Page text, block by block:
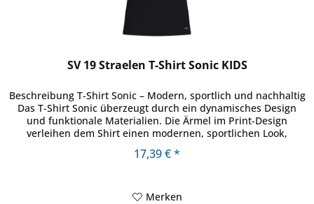
SV 19 Straelen T-Shirt Sonic KIDS
Beschreibung T-Shirt Sonic – Modern, sportlich und nachhaltig
Das T-Shirt Sonic überzeugt durch ein dynamisches Design
und funktionale Materialien. Die Ärmel im Print-Design
verleihen dem Shirt einen modernen, sportlichen Look,
17,39 € *
Merken